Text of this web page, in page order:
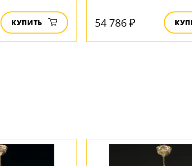
КУПИТЬ 54 786 ₽